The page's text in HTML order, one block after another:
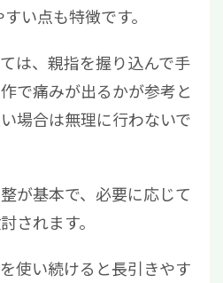
い点も特徴です。
は、親指を握り込んで手
で痛みが出るかが参考と
場合は無理に行わないで
が基本で、必要に応じて
されます。
使い続けると長引きやす